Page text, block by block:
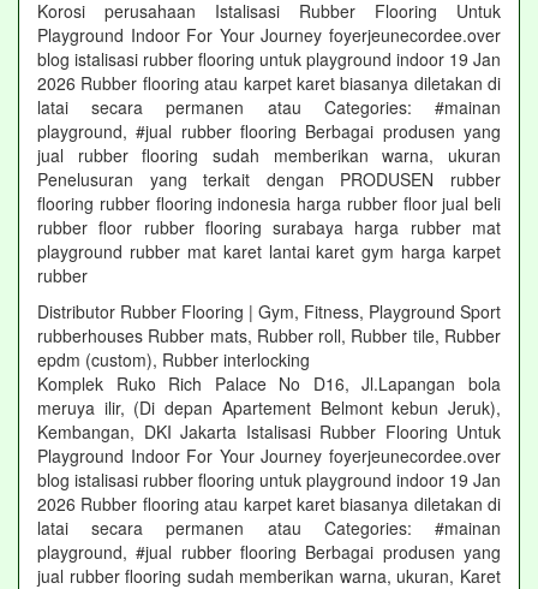
Korosi perusahaan Istalisasi Rubber Flooring Untuk
Playground Indoor For Your Journey foyerjeunecordee.over
blog istalisasi rubber flooring untuk playground indoor 19 Jan
2026 Rubber flooring atau karpet karet biasanya diletakan di
latai secara permanen atau Categories: #mainan
playground, #jual rubber flooring Berbagai produsen yang
jual rubber flooring sudah memberikan warna, ukuran
Penelusuran yang terkait dengan PRODUSEN rubber
flooring rubber flooring indonesia harga rubber floor jual beli
rubber floor rubber flooring surabaya harga rubber mat
playground rubber mat karet lantai karet gym harga karpet
rubber
Distributor Rubber Flooring | Gym, Fitness, Playground Sport
rubberhouses Rubber mats, Rubber roll, Rubber tile, Rubber
epdm (custom), Rubber interlocking
Komplek Ruko Rich Palace No D16, Jl.Lapangan bola
meruya ilir, (Di depan Apartement Belmont kebun Jeruk),
Kembangan, DKI Jakarta Istalisasi Rubber Flooring Untuk
Playground Indoor For Your Journey foyerjeunecordee.over
blog istalisasi rubber flooring untuk playground indoor 19 Jan
2026 Rubber flooring atau karpet karet biasanya diletakan di
latai secara permanen atau Categories: #mainan
playground, #jual rubber flooring Berbagai produsen yang
jual rubber flooring sudah memberikan warna, ukuran, Karet